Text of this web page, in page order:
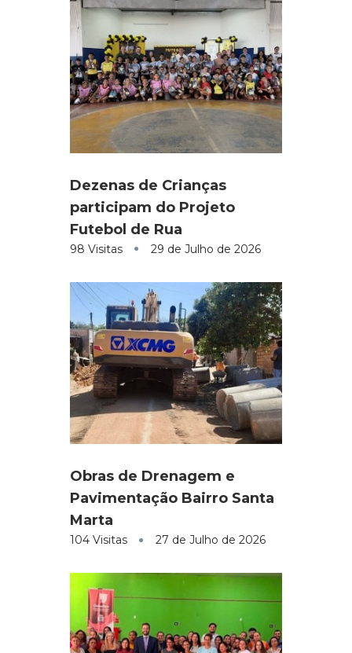
Dezenas de Crianças
participam do Projeto
Futebol de Rua
98 Visitas 29 de Julho de 2026
Obras de Drenagem e
Pavimentação Bairro Santa
Marta
104 Visitas 27 de Julho de 2026